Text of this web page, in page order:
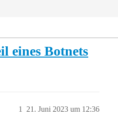
eines Botnets
21. Juni 2023 um 12:36
1